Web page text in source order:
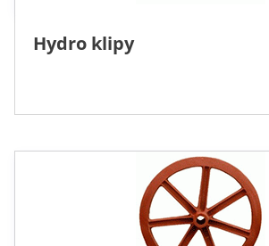
Hydro klipy